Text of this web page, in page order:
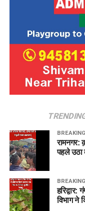
रामनगर:
पहले उठा
विभाग ने